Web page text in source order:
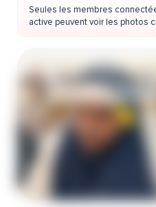
Seules les membres
active peuvent voir les photos